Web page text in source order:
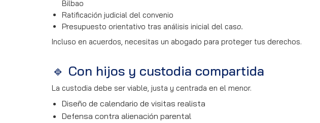
Bilbao
Ratificación judicial del convenio
Presupuesto orientativo tras análisis inicial del caso.
Incluso en acuerdos, necesitas un abogado para proteger tus derechos.
🔹 Con hijos y custodia compartida
La custodia debe ser viable, justa y centrada en el menor.
Diseño de calendario de visitas realista
Defensa contra alienación parental